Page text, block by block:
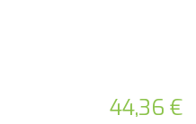
44,36 €